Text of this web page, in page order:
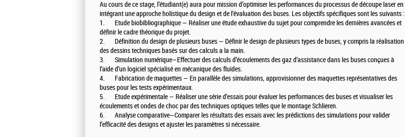
Au cours de ce stage, l’étudiant(e) aura pour mission d’optimiser les performances du processus de découpe laser en
intégrant une approche holistique du design et de l’évaluation des buses. Les objectifs spécifiques sont les suivants :
1. Etude biobibliographique — Réaliser une étude exhaustive du sujet pour comprendre les dernières avancées et
définir le cadre théorique du projet.
2. Définition du design de plusieurs buses — Définir le design de plusieurs types de buses, y compris la réalisation
des dessins techniques basés sur des calculs a la main.
3. Simulation numérique—Effectuer des calculs d’écoulements des gaz d’assistance dans les buses conçues à
l’aide d’un logiciel spécialisé en mécanique des fluides.
4. Fabrication de maquettes — En parallèle des simulations, approvisionner des maquettes représentatives des
buses pour les tests expérimentaux.
5. Etude expérimentale — Réaliser une série d’essais pour évaluer les performances des buses et visualiser les
écoulements et ondes de choc par des techniques optiques telles que le montage Schlieren.
6. Analyse comparative—Comparer les résultats des essais avec les prédictions des simulations pour valider
l’efficacité des designs et ajuster les paramètres si nécessaire.